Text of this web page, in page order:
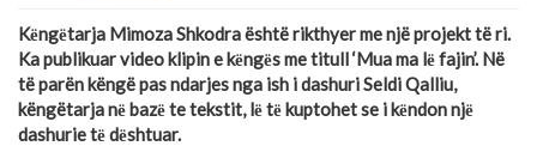
Kёngёtarja Mimoza Shkodra është rikthyer me një projekt të ri.
Ka publikuar video klipin e kёngёs me titull‘Mua ma lё fajin’. Në
të parën këngë pas ndarjes nga ish i dashuri Seldi Qalliu,
këngëtarja nё bazё te tekstit, lё tё kuptohet se i kёndon njё
dashurie tё dёshtuar.